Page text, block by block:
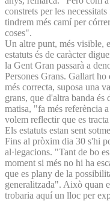
constrets per les
tindrem més camí per
coses".
Un altre punt, més visible,
estatuts és de caràcter
la Gent Gran passarà a
Persones Grans. Gallart
més correcta, suposa una
grans, que d'altra banda
matisa, "fa més referència
volem reflectir que es
Els estatuts estan sent
Fins al pròxim dia 30 s'hi
al·legacions. "Tant de bo
moment si més no hi ha
que es plany de la
generalitzada". Això quan
trobaria aquí un lloc per